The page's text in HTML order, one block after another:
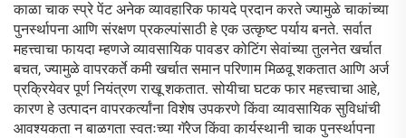
काळा चाक स्प्रे पेंट अनेक व्यावहारिक फायदे प्रदान करते ज्यामुळे चाकांच्या
पुनर्स्थापना आणि संरक्षण प्रकल्पांसाठी हे एक उत्कृष्ट पर्याय बनते. सर्वात
महत्त्वाचा फायदा म्हणजे व्यावसायिक पावडर कोटिंग सेवांच्या तुलनेत खर्चात
बचत, ज्यामुळे वापरकर्ते कमी खर्चात समान परिणाम मिळवू शकतात आणि अर्ज
प्रक्रियेवर पूर्ण नियंत्रण राखू शकतात. सोयीचा घटक फार महत्त्वाचा आहे,
कारण हे उत्पादन वापरकर्त्यांना विशेष उपकरणे किंवा व्यावसायिक सुविधांची
आवश्यकता न बाळगता स्वतःच्या गॅरेज किंवा कार्यस्थानी चाक पुनर्स्थापना